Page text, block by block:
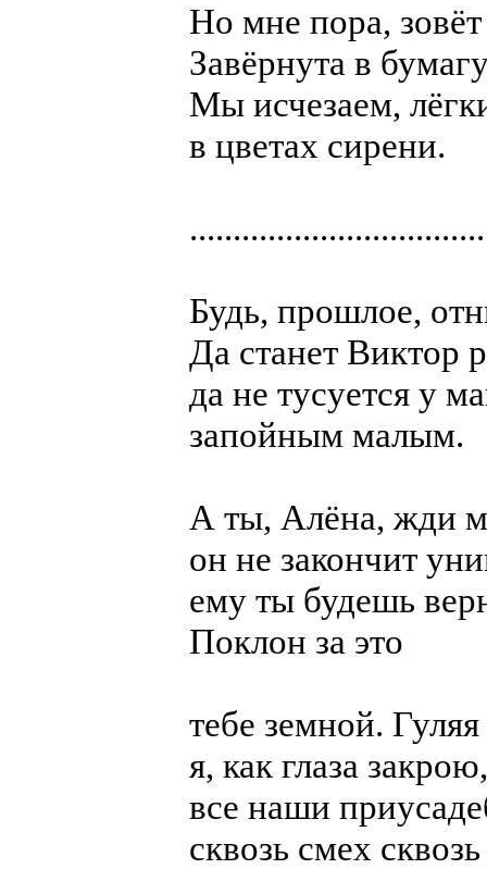
Но мне пора,
Завёрнута в
Мы исчезаем,
в цветах сирени.
Будь, прошлое,
Да станет Виктор
да не тусуется у
запойным малым.
А ты, Алёна, жди
он не закончит
ему ты будешь
Поклон за это
тебе земной.
я, как глаза
все наши
сквозь смех